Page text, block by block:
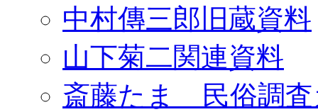
中村傳三郎旧蔵資料
山下菊二関連資料
斎藤たま 民俗調査